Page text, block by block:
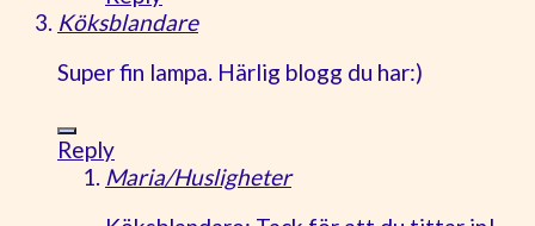
Köksblandare
Super fin lampa. Härlig blogg du har:)
Reply
Maria/Husligheter